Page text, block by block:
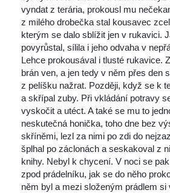
vyndat z terária, prokousl mu
z milého drobečka stal kousavec
kterým se dalo sblížit jen v rukavici.
povyrůstal, sílila i jeho odvaha v
Lehce prokousával i tlusté rukavice.
brán ven, a jen tedy v něm přes den
z pelíšku nažrat. Později, když se k
a skřípal zuby. Při vkládání potravy
vyskočit a utéct. A také se mu to
neskutečná honička, toho dne bez
kříněmi, lezl za nimi po zdi do
šplhal po záclonách a seskakoval z
knihy. Nebyl k chycení. V noci se
zpod prádelníku, jak se do něho
něm byl a mezi složeným prádlem si